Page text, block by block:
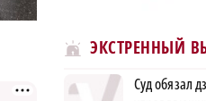
ЭКСТРЕННЫЙ
Суд обязал